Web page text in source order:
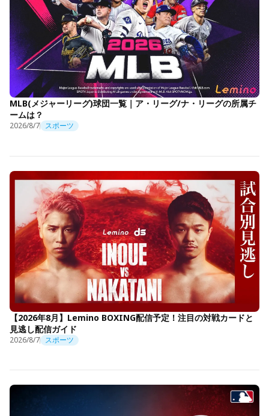
MLB(メジャーリーグ)球団一覧｜ア・リーグ/ナ・リーグの所属チ
ームは？
2026/8/7 スポーツ
【2026年8月】Lemino BOXING配信予定！注目の対戦カードと
見逃し配信ガイド
2026/8/7 スポーツ